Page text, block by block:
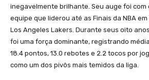
inegavelmente brilhante. Seu auge foi com
equipe que liderou até as Finais da NBA
Los Angeles Lakers. Durante seus oito
foi uma força dominante, registrando
18.4 pontos, 13.0 rebotes e 2.2 tocos por
como um dos pivôs mais temidos da liga.